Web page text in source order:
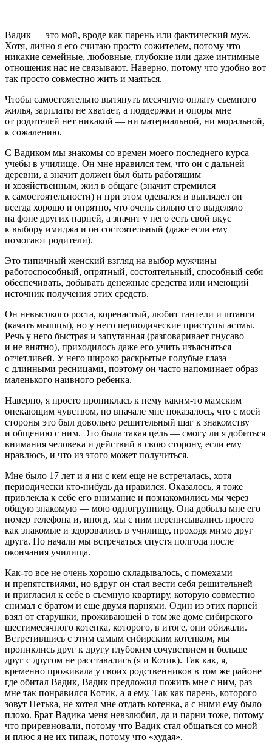
Вадик — это мой, вроде как парень или фактический муж.
Хотя, лично я его считаю просто сожителем, потому что
никакие семейные, любовные, глубокие или даже интимные
отношения нас не связывают. Наверно, потому что удобно вот
так просто совместно жить и маяться.
Чтобы самостоятельно вытянуть месячную оплату съемного
жилья, зарплаты не хватает, а поддержки и опоры мне
от родителей нет никакой — ни материальной, ни моральной,
к сожалению.
С Вадиком мы знакомы со времен моего последнего курса
учебы в училище. Он мне нравился тем, что он с дальней
деревни, а значит должен был быть работящим
и хозяйственным, жил в общаге (значит стремился
к самостоятельности) и при этом одевался и выглядел он
всегда хорошо и опрятно, что очень сильно его выделяло
на фоне других парней, а значит у него есть свой вкус
к выбору имиджа и он состоятельный (даже если ему
помогают родители).
Это типичный женский взгляд на выбор мужчины —
работоспособный, опрятный, состоятельный, способный себя
обеспечивать, добывать денежные средства или имеющий
источник получения этих средств.
Он невысокого роста, коренастый, любит гантели и штанги
(качать мышцы), но у него периодические приступы астмы.
Речь у него быстрая и запутанная (разговаривает гнусаво
и не внятно), приходилось даже его учить изъясняться
отчетливей. У него широко раскрытые голубые глаза
с длинными ресницами, поэтому он часто напоминает образ
маленького наивного ребенка.
Наверно, я просто прониклась к нему каким-то мамским
опекающим чувством, но вначале мне показалось, что с моей
стороны это был довольно решительный шаг к знакомству
и общению с ним. Это была такая цель — смогу ли я добиться
внимания человека и действий в свою сторону, если ему
нравлюсь, и что из этого может получиться.
Мне было 17 лет и я ни с кем еще не встречалась, хотя
периодически кто-нибудь да нравился. Оказалось, я тоже
привлекла к себе его внимание и познакомились мы через
общую знакомую — мою одногрупницу. Она добыла мне его
номер телефона и, иногд, мы с ним переписывались просто
как знакомые и здоровались в училище, проходя мимо друг
друга. Но начали мы встречаться спустя полгода после
окончания училища.
Как-то все не очень хорошо складывалось, с помехами
и препятствиями, но вдруг он стал вести себя решительней
и пригласил к себе в съемную квартиру, которую совместно
снимал с братом и еще двумя парнями. Один из этих парней
взял от старушки, проживающей в том же доме сибирского
шестимесячного котенка, которого, в итоге, они обижали.
Встретившись с этим самым сибирским котенком, мы
прониклись друг к другу глубоким сочувствием и больше
друг с другом не расставались (я и Котик). Так как, я,
временно проживала у своих родственников в том же районе
где обитал Вадик, Вадик предложил пожить мне с ним, раз
мне так понравился Котик, а я ему. Так как парень, которого
зовут Петька, не хотел мне отдать котенка, а с ними ему было
плохо. Брат Вадика меня невзлюбил, да и парни тоже, потому
что приревновали, потому что Вадик стал общаться со мной
и плюс я не их типаж, потому что «худая».